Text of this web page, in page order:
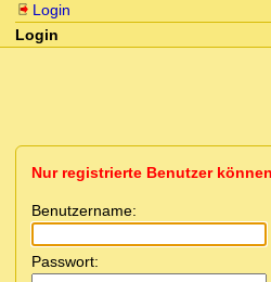
Login
Login
Nur registrierte Benutzer
Benutzername:
Passwort: